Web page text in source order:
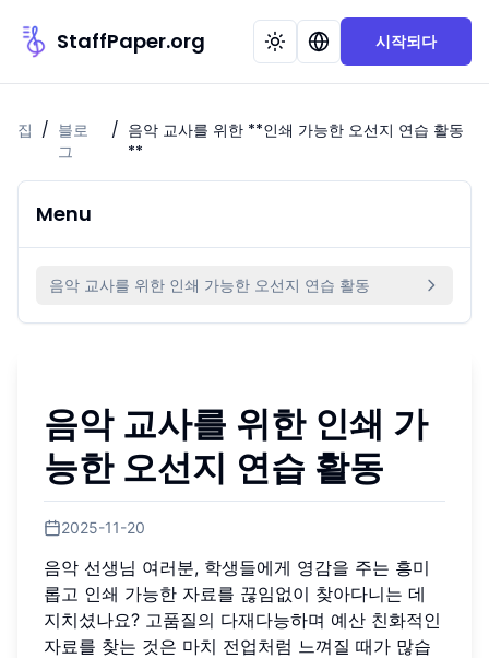
StaffPaper.org 시작되다
집 / 블로
그
/ 음악 교사를 위한 **인쇄 가능한 오선지 연습 활동
**
Menu
음악 교사를 위한 인쇄 가능한 오선지 연습 활동
음악 교사를 위한 인쇄 가
능한 오선지 연습 활동
2025-11-20
음악 선생님 여러분, 학생들에게 영감을 주는 흥미
롭고 인쇄 가능한 자료를 끊임없이 찾아다니는 데
지치셨나요? 고품질의 다재다능하며 예산 친화적인
자료를 찾는 것은 마치 전업처럼 느껴질 때가 많습